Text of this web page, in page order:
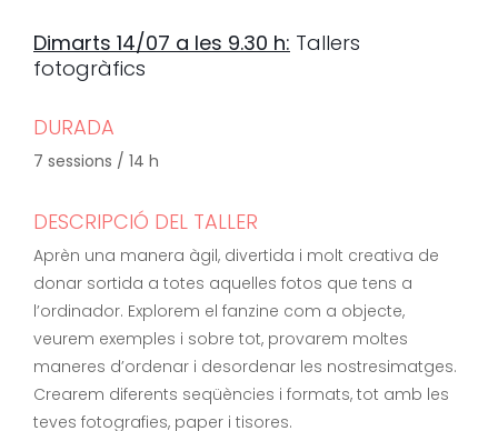
Dimarts 14/07 a les 9.30 h: Tallers
fotogràfics
DURADA
7 sessions / 14 h
DESCRIPCIÓ DEL TALLER
Aprèn una manera àgil, divertida i molt creativa de
donar sortida a totes aquelles fotos que tens a
l’ordinador. Explorem el fanzine com a objecte,
veurem exemples i sobre tot, provarem moltes
maneres d’ordenar i desordenar les nostresimatges.
Crearem diferents seqüències i formats, tot amb les
teves fotografies, paper i tisores.